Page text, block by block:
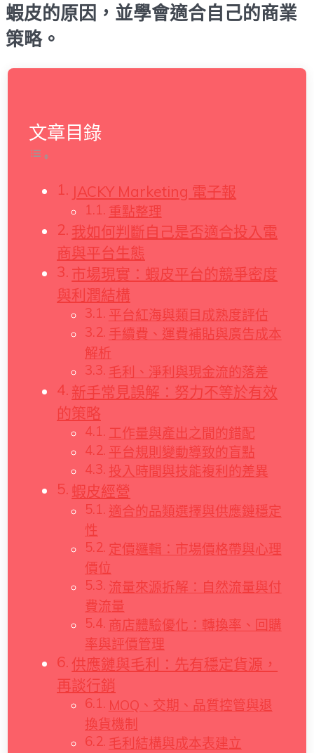
蝦皮的原因，並學會適合自己的商業
策略。
文章目錄
JACKY Marketing 電子報
重點整理
我如何判斷自己是否適合投入電
商與平台生態
市場現實：蝦皮平台的競爭密度
與利潤結構
平台紅海與類目成熟度評估
手續費、運費補貼與廣告成本
解析
毛利、淨利與現金流的落差
新手常見誤解：努力不等於有效
的策略
工作量與產出之間的錯配
平台規則變動導致的盲點
投入時間與技能複利的差異
蝦皮經營
適合的品類選擇與供應鏈穩定
性
定價邏輯：市場價格帶與心理
價位
流量來源拆解：自然流量與付
費流量
商店體驗優化：轉換率、回購
率與評價管理
供應鏈與毛利：先有穩定貨源，
再談行銷
MOQ、交期、品質控管與退
換貨機制
毛利結構與成本表建立